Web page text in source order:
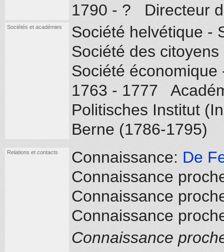
1790 - ? Directeur
Sociétés et académies
Société helvétique -
Société des
Société
1763 - 1777
Politisches Institut
Berne (1786-1795)
Relations et contacts Connaissance: De
Connaissance
Connaissance
Connaissance
Connaissance